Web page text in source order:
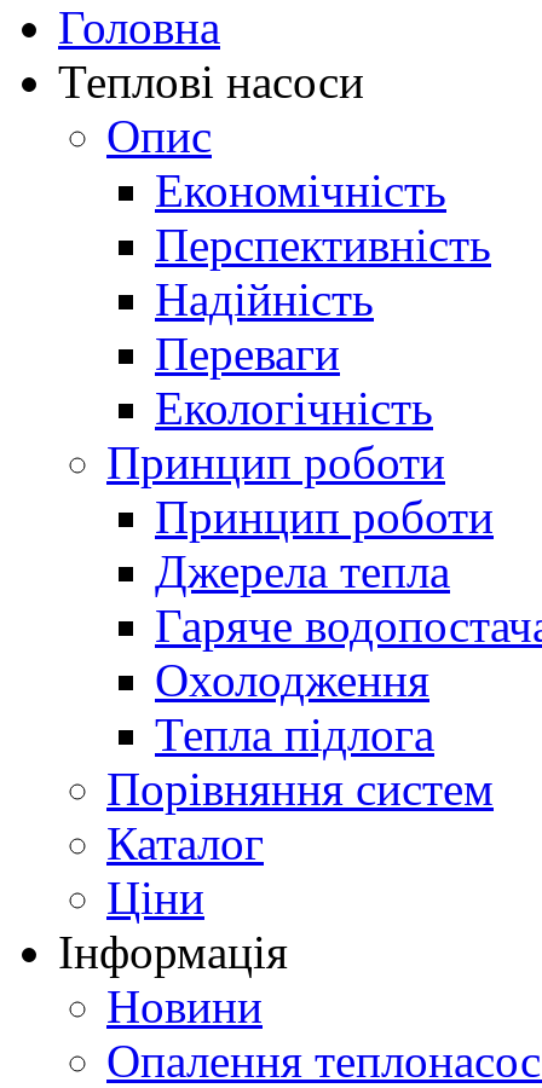
Головна
Теплові насоси
Опис
Економічність
Перспективність
Надійність
Переваги
Екологічність
Принцип роботи
Принцип роботи
Джерела тепла
Гаряче
Охолодження
Тепла підлога
Порівняння систем
Каталог
Ціни
Інформація
Новини
Опалення